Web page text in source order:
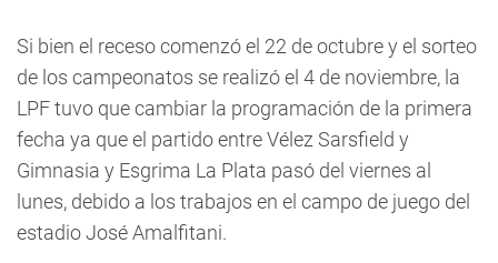
Si bien el receso comenzó el 22 de octubre y el sorteo
de los campeonatos se realizó el 4 de noviembre, la
LPF tuvo que cambiar la programación de la primera
fecha ya que el partido entre Vélez Sarsfield y
Gimnasia y Esgrima La Plata pasó del viernes al
lunes, debido a los trabajos en el campo de juego del
estadio José Amalfitani.